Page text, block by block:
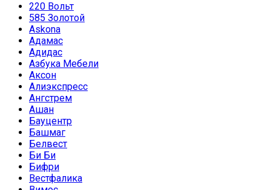
220 Вольт
585 Золотой
Askona
Адамас
Адидас
Азбука Мебели
Аксон
Алиэкспресс
Ангстрем
Ашан
Бауцентр
Башмаг
Белвест
Би Би
Бифри
Вестфалика